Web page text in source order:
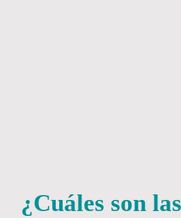
¿Cuáles son las